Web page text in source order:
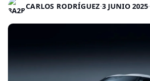
CARLOS RODRÍGUEZ·3 JUNIO 2025·